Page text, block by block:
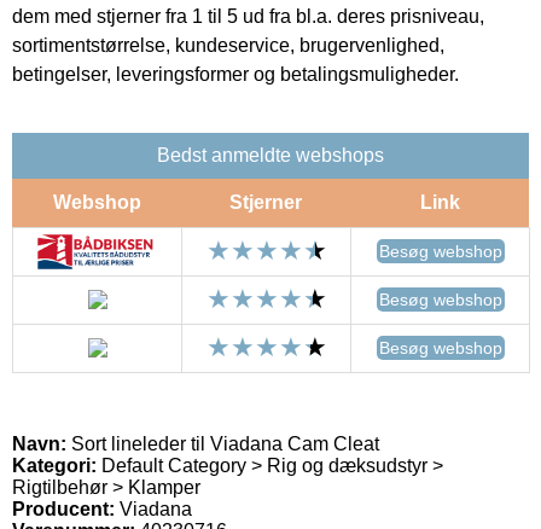
dem med stjerner fra 1 til 5 ud fra bl.a. deres prisniveau,
sortimentstørrelse, kundeservice, brugervenlighed,
betingelser, leveringsformer og betalingsmuligheder.
Bedst anmeldte webshops
Webshop Stjerner Link
Besøg webshop
Besøg webshop
Besøg webshop
Navn: Sort lineleder til Viadana Cam Cleat
Kategori: Default Category > Rig og dæksudstyr >
Rigtilbehør > Klamper
Producent: Viadana